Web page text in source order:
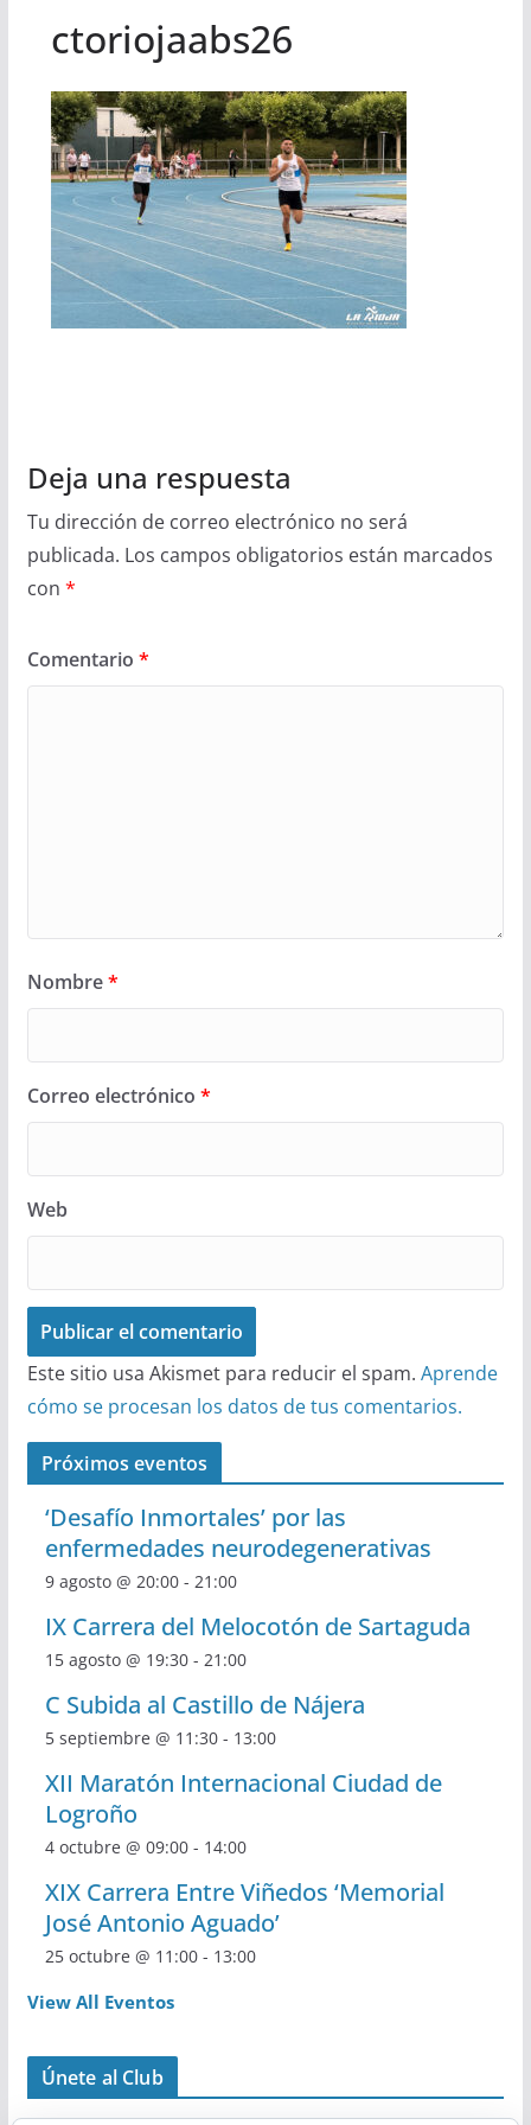
ctoriojaabs26
Deja una respuesta
Tu dirección de correo electrónico no será
publicada. Los campos obligatorios están marcados
con *
Comentario *
Nombre*
Correo electrónico *
Web
Este sitio usa Akismet para reducir el spam. Aprende
cómo se procesan los datos de tus comentarios.
Próximos eventos
‘Desafío Inmortales’ por las
enfermedades neurodegenerativas
9 agosto @ 20:00- 21:00
IX Carrera del Melocotón de Sartaguda
15 agosto @ 19:30- 21:00
C Subida al Castillo de Nájera
5 septiembre @ 11:30- 13:00
XII Maratón Internacional Ciudad de
Logroño
4 octubre @ 09:00- 14:00
XIX Carrera Entre Viñedos ‘Memorial
José Antonio Aguado’
25 octubre @ 11:00- 13:00
View All Eventos
Únete al Club